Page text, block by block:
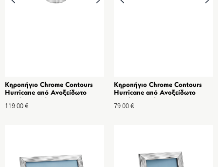
Κηροπήγιο Chrome Contours
Hurricane από Ανοξείδωτο
119.00€
Κηροπήγιο Chrome Contours
Hurricane από Ανοξείδωτο
79.00€